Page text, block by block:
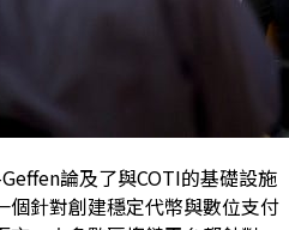
論及了與COTI的基礎設施
個針對創建穩定代幣與數位支付